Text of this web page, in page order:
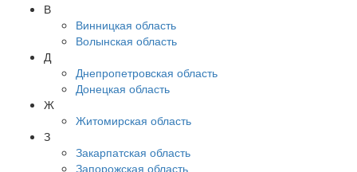
В
Винницкая область
Волынская область
Д
Днепропетровская область
Донецкая область
Ж
Житомирская область
З
Закарпатская область
Запорожская область